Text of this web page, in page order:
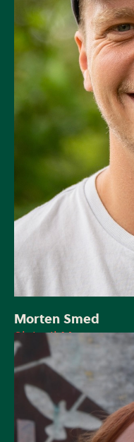
Morten Smed
Skriv til Morten